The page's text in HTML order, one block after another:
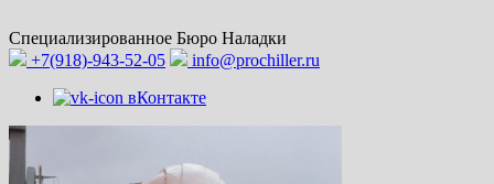
Специализированное Бюро Наладки
+7(918)-943-52-05
info@prochiller.ru
вКонтакте